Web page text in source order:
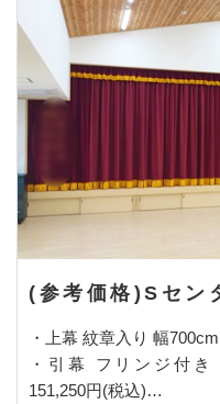
(参考価格)Sセン
・上幕 紋章入り 幅
・引幕 フリンジ付き
151,250円(税込)